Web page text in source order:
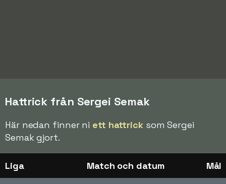
Hattrick från Sergei Semak
Här nedan finner ni ett hattricksom Sergei
Semak gjort.
Liga Match och datum Mål